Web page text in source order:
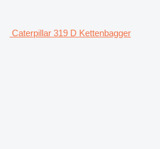
Caterpillar 319 D Kettenbagger